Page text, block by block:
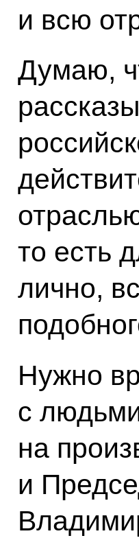
и всю
Думаю,
то есть
лично,
Нужно
с
на
и